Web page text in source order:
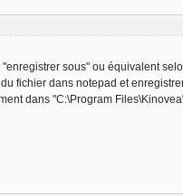
sous" ou équivalent
fichier dans notepad et
dans "C:\Program